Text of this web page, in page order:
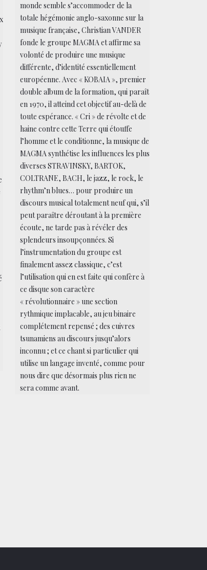
monde semble s’accommoder de la
totale hégémonie anglo-saxonne sur la
musique française, Christian VANDER
fonde le groupe MAGMA et affirme sa
volonté de produire une musique
différente, d’identité essentiellement
européenne. Avec « KOBAIA », premier
double album de la formation, qui paraît
en 1970, il atteind cet objectif au-delà de
toute espérance. « Cri » de révolte et de
haine contre cette Terre qui étouffe
l’homme et le conditionne, la musique de
MAGMA synthétise les influences les plus
diverses STRAVINSKY, BARTOK,
COLTRANE, BACH, le jazz, le rock, le
rhythm’n blues… pour produire un
discours musical totalement neuf qui, s’il
peut paraître déroutant à la première
écoute, ne tarde pas à révéler des
splendeurs insoupçonnées. Si
l’instrumentation du groupe est
finalement assez classique, c’est
l’utilisation qui en est faite qui confère à
ce disque son caractère
« révolutionnaire » une section
rythmique implacable, au jeu binaire
complétement repensé ; des cuivres
tsunamiens au discours jusqu’alors
inconnu ; et ce chant si particulier qui
utilise un langage inventé, comme pour
nous dire que désormais plus rien ne
sera comme avant.